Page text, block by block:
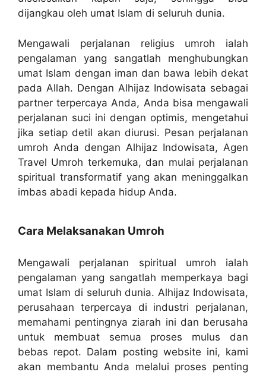
dijangkau oleh umat Islam di seluruh dunia.
Mengawali perjalanan religius umroh ialah
pengalaman yang sangatlah menghubungkan
umat Islam dengan iman dan bawa lebih dekat
pada Allah. Dengan Alhijaz Indowisata sebagai
partner terpercaya Anda, Anda bisa mengawali
perjalanan suci ini dengan optimis, mengetahui
jika setiap detil akan diurusi. Pesan perjalanan
umroh Anda dengan Alhijaz Indowisata, Agen
Travel Umroh terkemuka, dan mulai perjalanan
spiritual transformatif yang akan meninggalkan
imbas abadi kepada hidup Anda.
Cara Melaksanakan Umroh
Mengawali perjalanan spiritual umroh ialah
pengalaman yang sangatlah memperkaya bagi
umat Islam di seluruh dunia. Alhijaz Indowisata,
perusahaan terpercaya di industri perjalanan,
memahami pentingnya ziarah ini dan berusaha
untuk membuat semua proses mulus dan
bebas repot. Dalam posting website ini, kami
akan membantu Anda melalui proses penting